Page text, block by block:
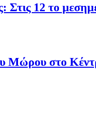
Στις 12 το
Μώρου στο